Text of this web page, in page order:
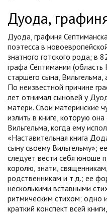
Дуода,
Дуода, графиня
поэтесса в
знатного готского рода; в
графа Септимании
старшего сына,
По неизвестной причине
лет отнимал сыновей у
матери. Свои материнские
излить в книге, которую
Вильгельма, когда ему
«Наставительная книга
сыну своему Вильгельму»;
следует вести себя юноше
королю, знати,
родственникам и т.д.; ее
несколькими вставными
ритмическим стихом; одно
краткий конспект всей